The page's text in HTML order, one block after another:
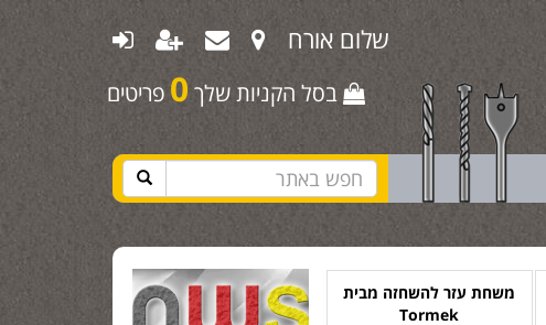
שלום אורח
בסל הקניות שלך 0 פריטים
משחת עזר להשחזה מבית
Tormek